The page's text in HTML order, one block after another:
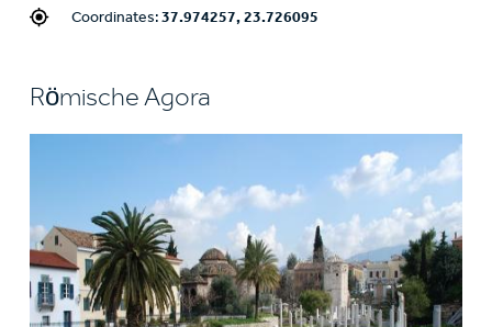
Coordinates:37.974257, 23.726095
Römische Agora